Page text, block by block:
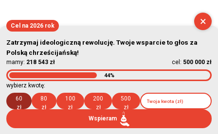
×
Cel na 2026 rok
Zatrzymaj ideologiczną rewolucję. Twoje wsparcie to głos za
Polską chrześcijańską!
mamy: 218 543 zł cel: 500 000 zł
44%
wybierz kwotę:
60
zł
80
zł
100
zł
200
zł
500
zł
Wspieram